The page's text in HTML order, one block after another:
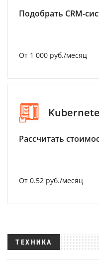
Подобрать CRM-
От 1 000 руб./месяц
Рассчитать
От 0.52 руб./месяц
ТЕХНИКА